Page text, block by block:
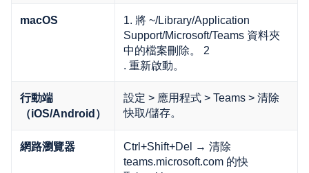
macOS
1. 將 ~/Library/Application
Support/Microsoft/Teams 資料夾
中的檔案刪除。 2
. 重新啟動。
行動端
（iOS/Android）
設定 > 應用程式 > Teams > 清除
快取/儲存。
網路瀏覽器
Ctrl+Shift+Del → 清除
teams.microsoft.com 的快